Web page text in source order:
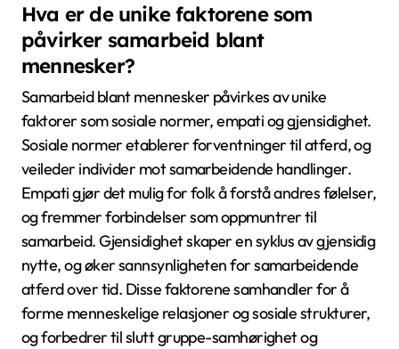
Hva er de unike faktorene som
påvirker samarbeid blant
mennesker?
Samarbeid blant mennesker påvirkes av unike
faktorer som sosiale normer, empati og gjensidighet.
Sosiale normer etablerer forventninger til atferd, og
veileder individer mot samarbeidende handlinger.
Empati gjør det mulig for folk å forstå andres følelser,
og fremmer forbindelser som oppmuntrer til
samarbeid. Gjensidighet skaper en syklus av gjensidig
nytte, og øker sannsynligheten for samarbeidende
atferd over tid. Disse faktorene samhandler for å
forme menneskelige relasjoner og sosiale strukturer,
og forbedrer til slutt gruppe-samhørighet og